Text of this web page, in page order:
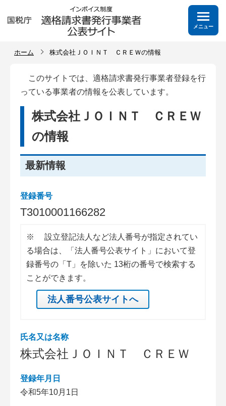
メニュー
ホーム 株式会社ＪＯＩＮＴ ＣＲＥＷの情報
このサイトでは、適格請求書発行事業者登録を行
っている事業者の情報を公表しています。
株式会社ＪＯＩＮＴ ＣＲＥＷ
の情報
最新情報
登録番号
T3010001166282
※
設立登記法人など法人番号が指定されてい
る場合は、「法人番号公表サイト」において登
録番号の「T」を除いた 13桁の番号で検索する
ことができます。
法人番号公表サイトへ
氏名又は名称
株式会社ＪＯＩＮＴ ＣＲＥＷ
登録年月日
令和5年10月1日